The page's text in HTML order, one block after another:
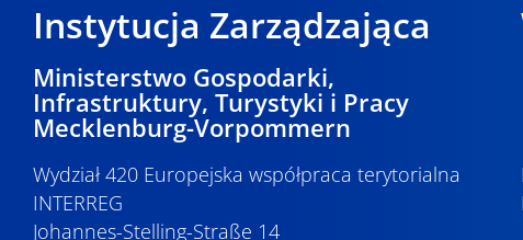
Instytucja Zarządzająca
Ministerstwo Gospodarki,
Infrastruktury, Turystyki i Pracy
Mecklenburg-Vorpommern
Wydział 420 Europejska współpraca terytorialna
INTERREG
Johannes-Stelling-Straße 14